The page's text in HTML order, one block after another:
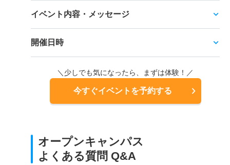
イベント内容・メッセージ
開催日時
＼少しでも気になったら、まずは体験！／
今すぐイベントを予約する
オープンキャンパス
よくある質問 Q&A